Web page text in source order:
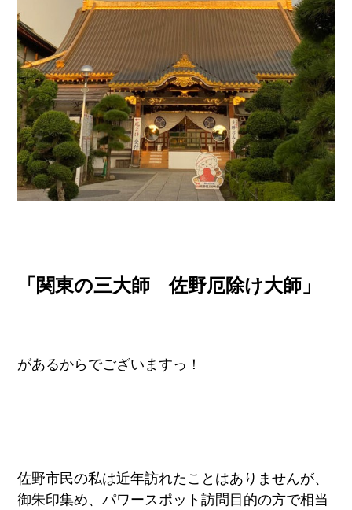
「関東の三大師 佐野厄除け大師」
があるからでございますっ！
佐野市民の私は近年訪れたことはありませんが、
御朱印集め、パワースポット訪問目的の方で相当